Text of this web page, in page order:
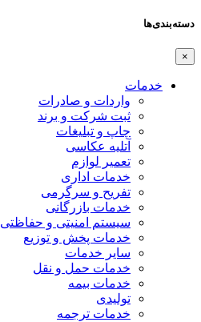
دسته‌بندی‌ها
×
خدمات
واردات و صادرات
ثبت شرکت و برند
چاپ و تبلیغات
آتلیه عکاسی
تعمیر لوازم
خدمات اداری
تفریح و سرگرمی
خدمات بازرگانی
سیستم امنیتی و حفاظتی
خدمات پخش و توزیع
سایر خدمات
خدمات حمل و نقل
خدمات بیمه
تولیدی
خدمات ترجمه